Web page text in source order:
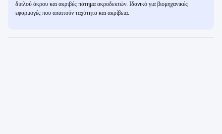
διπλού άκρου και ακριβές πάτημα ακροδεκτών. Ιδανικό για βιομηχανικές
εφαρμογές που απαιτούν ταχύτητα και ακρίβεια.